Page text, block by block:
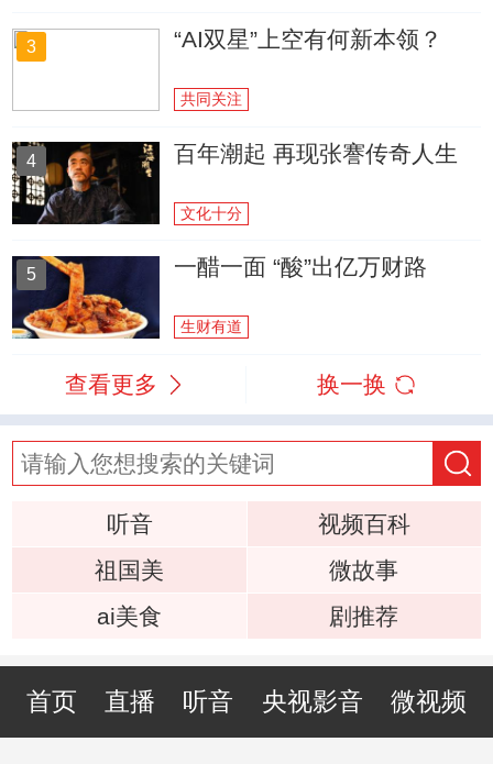
3 “AI双星”上空有何新本领？
共同关注
4 百年潮起 再现张謇传奇人生
文化十分
5 一醋一面 “酸”出亿万财路
生财有道
查看更多 换一换
听音
视频百科
祖国美
微故事
ai美食
剧推荐
首页 直播 听音 央视影音 微视频